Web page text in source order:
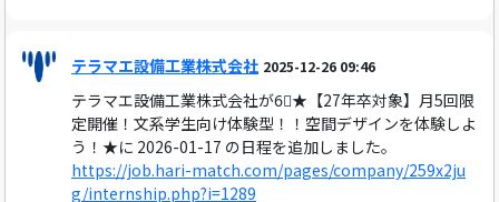
テラマエ設備工業株式会社 2025-12-26 09:46
テラマエ設備工業株式会社が6⃣★【27年卒対象】月5回限
定開催！文系学生向け体験型！！空間デザインを体験しよ
う！★に 2026-01-17 の日程を追加しました。
https://job.hari-match.com/pages/company/259x2ju
g/internship.php?i=1289